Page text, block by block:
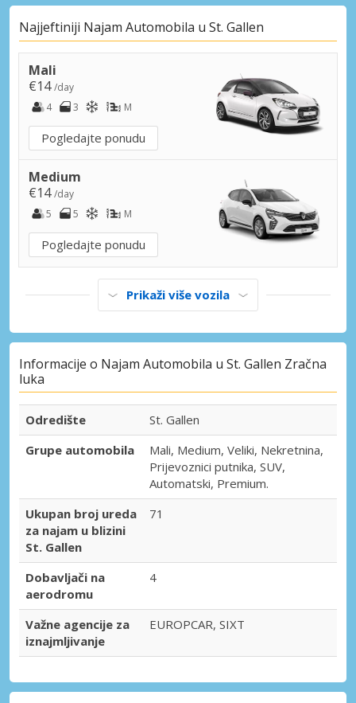
Najjeftiniji Najam Automobila u St. Gallen
Mali
€14/day
4
3 M
Pogledajte ponudu
Medium
€14/day
5
5 M
Pogledajte ponudu
Prikaži više vozila
Informacije o Najam Automobila u St. Gallen Zračna
luka
Odredište
St. Gallen
Grupe automobila
Mali, Medium, Veliki, Nekretnina,
Prijevoznici putnika, SUV,
Automatski, Premium.
Ukupan broj ureda
za najam u blizini
St. Gallen
71
Dobavljači na
aerodromu
4
Važne agencije za
iznajmljivanje
EUROPCAR, SIXT